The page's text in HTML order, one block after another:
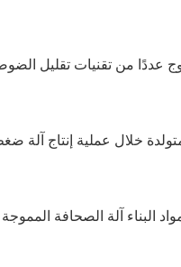
عددًا من تقنيات تقليل
خلال عملية إنتاج